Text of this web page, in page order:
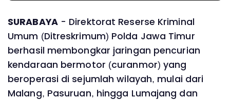
SURABAYA- Direktorat Reserse Kriminal
Umum (Ditreskrimum) Polda Jawa Timur
berhasil membongkar jaringan pencurian
kendaraan bermotor (curanmor) yang
beroperasi di sejumlah wilayah, mulai dari
Malang, Pasuruan, hingga Lumajang dan